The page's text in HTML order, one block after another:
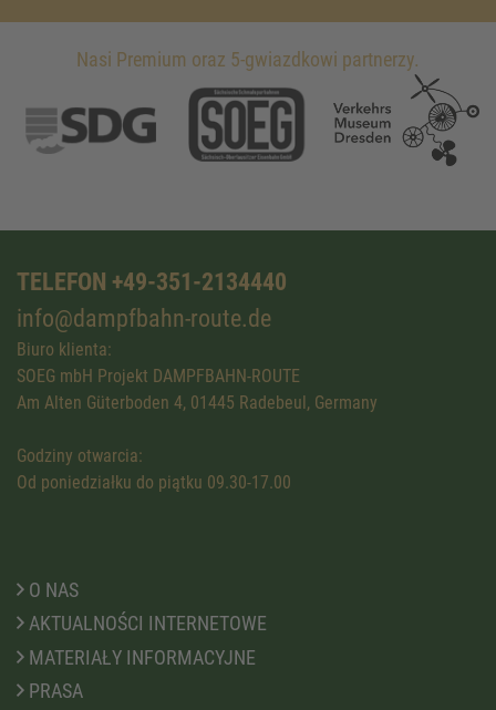
Nasi Premium oraz 5-gwiazdkowi partnerzy.
TELEFON +49-351-2134440
info@dampfbahn-route.de
Biuro klienta:
SOEG mbH Projekt DAMPFBAHN-ROUTE
Am Alten Güterboden 4, 01445 Radebeul, Germany
Godziny otwarcia:
Od poniedziałku do piątku 09.30-17.00
O NAS
AKTUALNOŚCI INTERNETOWE
MATERIAŁY INFORMACYJNE
PRASA